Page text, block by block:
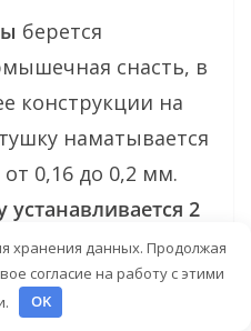
берется
снасть, в
конструкции на
наматывается
0,16 до 0,2 мм.
2
, на участке между
монтаж
карабином.
хранения данных. Продолжая
согласие на работу с этими
OK